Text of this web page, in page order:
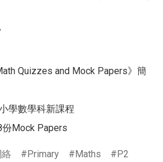
Quizzes and Mock Papers》簡
學數學科新課程
Mock Papers
Primary Maths
P2